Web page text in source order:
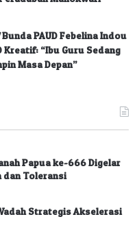
PAUD Febelina Indou
Kreatif: “Ibu Guru Sedang
Masa Depan”
Papua ke-666 Digelar
dan Toleransi
Strategis Akselerasi